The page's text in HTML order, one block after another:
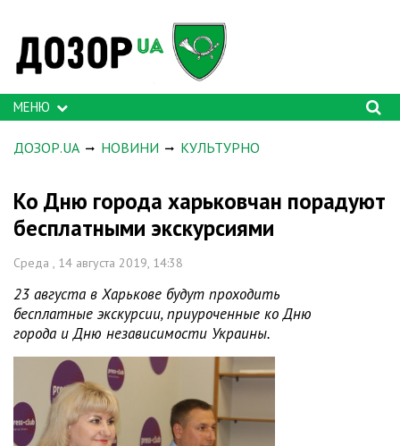
МЕНЮ
ДОЗОР.UA НОВИНИ КУЛЬТУРНО
Ко Дню города харьковчан порадуют
бесплатными экскурсиями
Среда , 14 августа 2019, 14:38
23 августа в Харькове будут проходить
бесплатные экскурсии, приуроченные ко Дню
города и Дню независимости Украины.